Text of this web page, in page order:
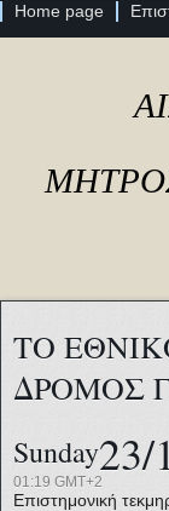
Home page
ΤΟ
ΔΡΟΜΟΣ
Sunday23/
01:19 GMT+2
Επιστημονική